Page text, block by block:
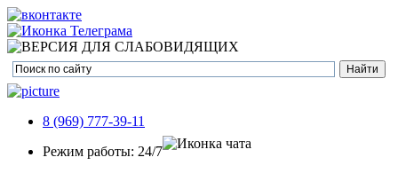
8 (969) 777-39-11
Режим работы: 24/7